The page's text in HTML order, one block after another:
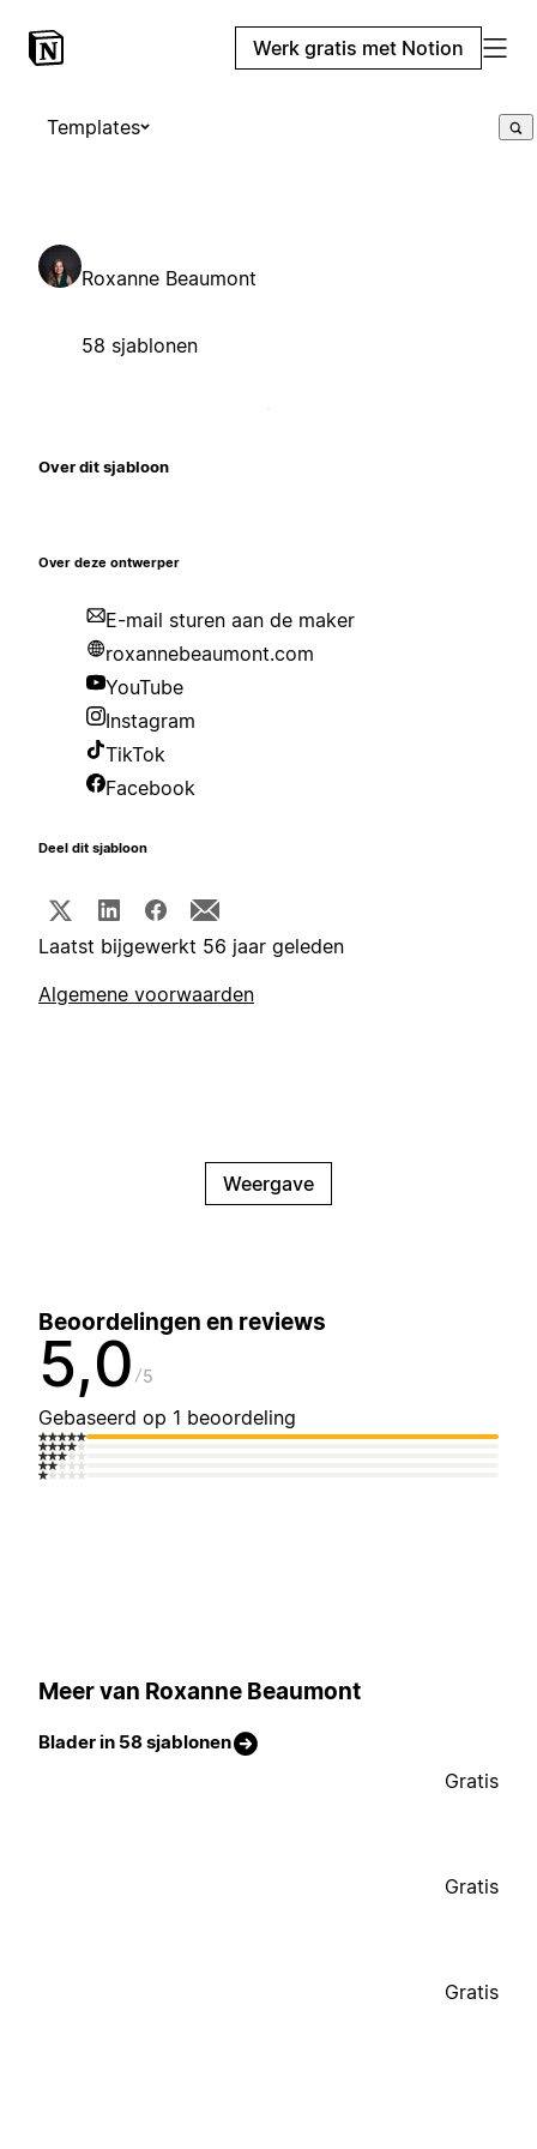
Werk gratis met Notion
Templates
Roxanne Beaumont
58 sjablonen
Over dit sjabloon
Over deze ontwerper
E-mail sturen aan de maker
roxannebeaumont.com
YouTube
Instagram
TikTok
Facebook
Deel dit sjabloon
Laatst bijgewerkt 56 jaar geleden
Algemene voorwaarden
Weergave
Beoordelingen en reviews
5,0 5
Gebaseerd op 1 beoordeling
Meer van Roxanne Beaumont
Blader in 58 sjablonen
Gratis
Gratis
Gratis